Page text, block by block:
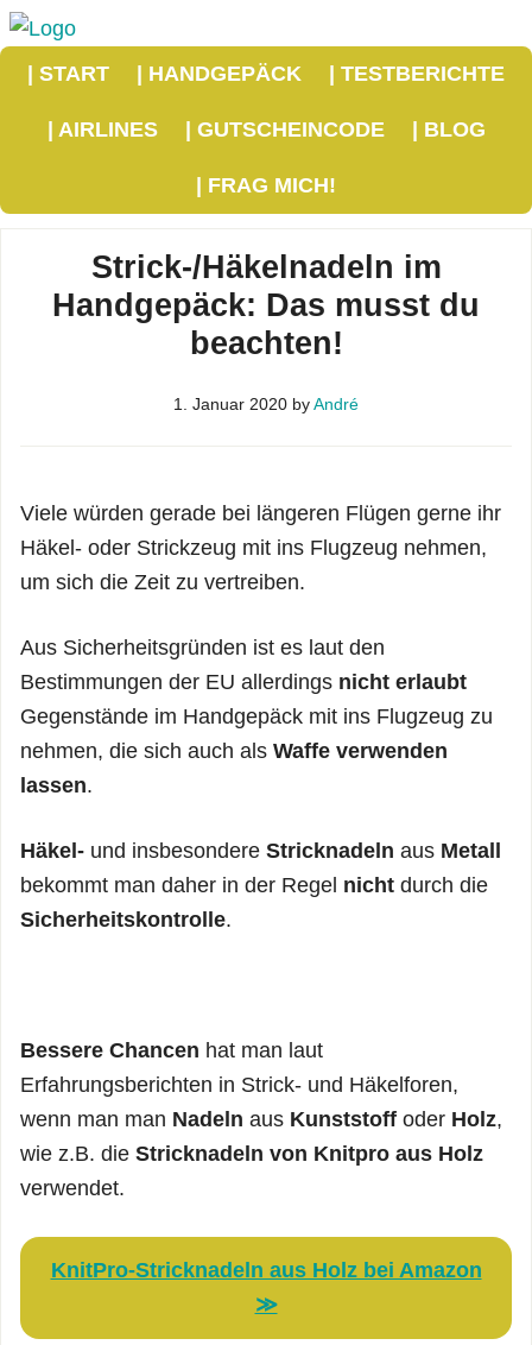
| START | HANDGEPÄCK | TESTBERICHTE
| AIRLINES | GUTSCHEINCODE | BLOG
| FRAG MICH!
Strick-/Häkelnadeln im
Handgepäck: Das musst du
beachten!
1. Januar 2020 byAndré
Viele würden gerade bei längeren Flügen gerne ihr
Häkel- oder Strickzeug mit ins Flugzeug nehmen,
um sich die Zeit zu vertreiben.
Aus Sicherheitsgründen ist es laut den
Bestimmungen der EU allerdings nicht erlaubt
Gegenstände im Handgepäck mit ins Flugzeug zu
nehmen, die sich auch als Waffe verwenden
lassen.
Häkel- und insbesondere Stricknadeln aus Metall
bekommt man daher in der Regel nicht durch die
Sicherheitskontrolle.
Bessere Chancen hat man laut
Erfahrungsberichten in Strick- und Häkelforen,
wenn man man Nadeln aus Kunststoff oder Holz,
wie z.B. die Stricknadeln von Knitpro aus Holz
verwendet.
KnitPro-Stricknadeln aus Holz bei Amazon
≫